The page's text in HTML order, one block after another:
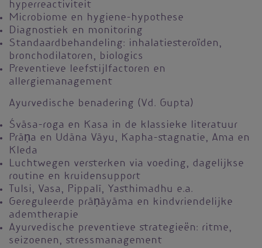
hyperreactiviteit
Microbiome en hygiene-hypothese
Diagnostiek en monitoring
Standaardbehandeling: inhalatiesteroïden,
bronchodilatoren, biologics
Preventieve leefstijlfactoren en
allergiemanagement
Ayurvedische benadering (Vd. Gupta)
Śvāsa-roga en Kasa in de klassieke literatuur
Prāṇa en Udāna Vāyu, Kapha-stagnatie, Ama en
Kleda
Luchtwegen versterken via voeding, dagelijkse
routine en kruidensupport
Tulsi, Vasa, Pippalī, Yasthimadhu e.a.
Gereguleerde prāṇāyāma en kindvriendelijke
ademtherapie
Ayurvedische preventieve strategieën: ritme,
seizoenen, stressmanagement